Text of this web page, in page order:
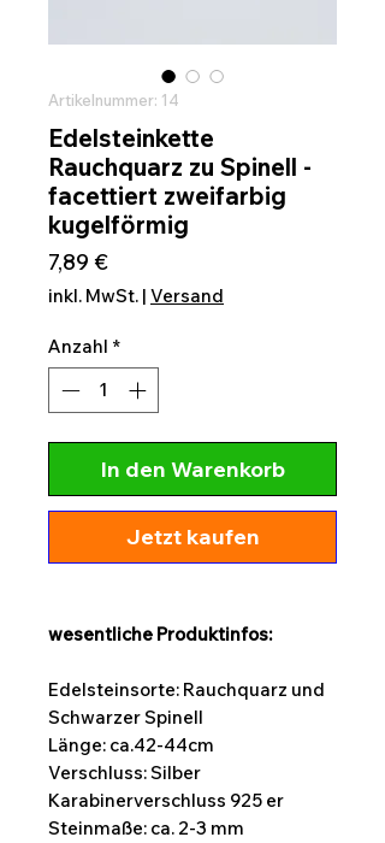
Artikelnummer: 14
Edelsteinkette
Rauchquarz zu Spinell -
facettiert zweifarbig
kugelförmig
7,89 €Preis
inkl. MwSt. | Versand
Anzahl *
In den Warenkorb
Jetzt kaufen
wesentliche Produktinfos:
Edelsteinsorte: Rauchquarz und
Schwarzer Spinell
Länge: ca.42-44cm
Verschluss: Silber
Karabinerverschluss 925 er
Steinmaße: ca. 2-3 mm